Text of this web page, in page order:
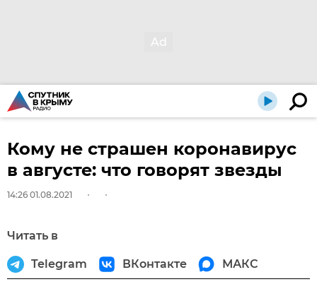
Кому не страшен коронавирус
в августе: что говорят звезды
14:26 01.08.2021
Читать в
Telegram ВКонтакте МАКС